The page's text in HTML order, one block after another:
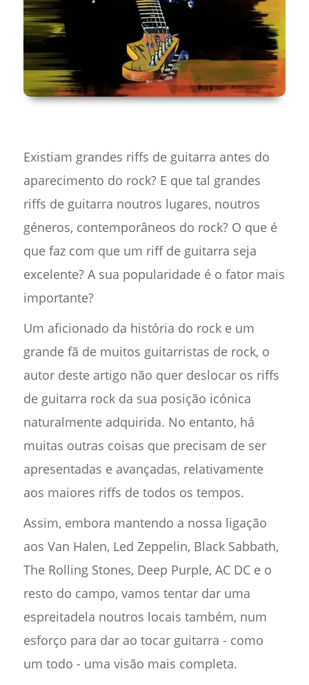
Existiam grandes riffs de guitarra antes do
aparecimento do rock? E que tal grandes
riffs de guitarra noutros lugares, noutros
géneros, contemporâneos do rock? O que é
que faz com que um riff de guitarra seja
excelente? A sua popularidade é o fator mais
importante?
Um aficionado da história do rock e um
grande fã de muitos guitarristas de rock, o
autor deste artigo não quer deslocar os riffs
de guitarra rock da sua posição icónica
naturalmente adquirida. No entanto, há
muitas outras coisas que precisam de ser
apresentadas e avançadas, relativamente
aos maiores riffs de todos os tempos.
Assim, embora mantendo a nossa ligação
aos Van Halen, Led Zeppelin, Black Sabbath,
The Rolling Stones, Deep Purple, AC DC e o
resto do campo, vamos tentar dar uma
espreitadela noutros locais também, num
esforço para dar ao tocar guitarra - como
um todo - uma visão mais completa.